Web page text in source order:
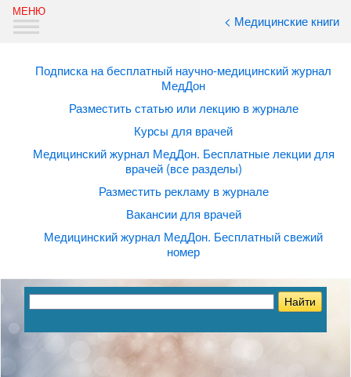
< Медицинские книги
Подписка на бесплатный научно-медицинский журнал
МедДон
Разместить статью или лекцию в журнале
Курсы для врачей
Медицинский журнал МедДон. Бесплатные лекции для
врачей (все разделы)
Разместить рекламу в журнале
Вакансии для врачей
Медицинский журнал МедДон. Бесплатный свежий
номер